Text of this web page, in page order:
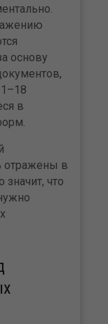
основу
в
отражены в
значит, что